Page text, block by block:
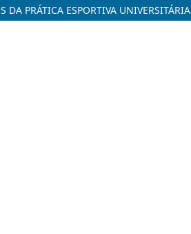
DA PRÁTICA ESPORTIVA UNIVERSITÁRIA